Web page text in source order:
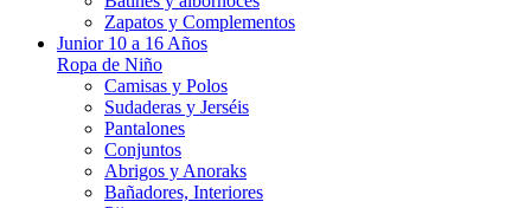
Zapatos y Complementos
Junior 10 a 16 Años
Ropa de Niño
Camisas y Polos
Sudaderas y Jerséis
Pantalones
Conjuntos
Abrigos y Anoraks
Bañadores, Interiores